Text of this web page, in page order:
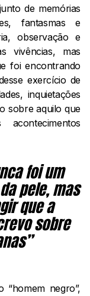
de memórias
fantasmas e
observação e
vivências, mas
foi encontrando
exercício de
inquietações
sobre aquilo que
foi um
pele, mas
que a
sobre
negro”,